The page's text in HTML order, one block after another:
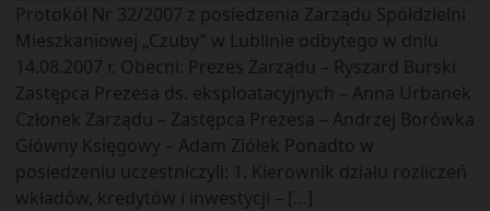
Protokół Nr 32/2007 z posiedzenia Zarządu Spółdzielni
Mieszkaniowej „Czuby” w Lublinie odbytego w dniu
14.08.2007 r. Obecni: Prezes Zarządu – Ryszard Burski
Zastępca Prezesa ds. eksploatacyjnych – Anna Urbanek
Członek Zarządu – Zastępca Prezesa – Andrzej Borówka
Główny Księgowy – Adam Ziółek Ponadto w
posiedzeniu uczestniczyli: 1. Kierownik działu rozliczeń
wkładów, kredytów i inwestycji – […]